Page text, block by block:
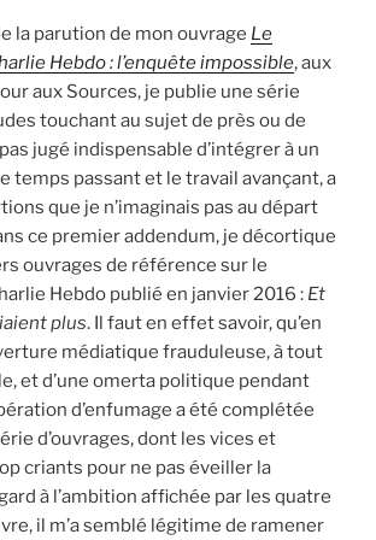
la parution de mon ouvrage Le
Hebdo : l’enquête impossible, aux
aux Sources, je publie une série
touchant au sujet de près ou de
jugé indispensable d’intégrer à un
temps passant et le travail avançant, a
que je n’imaginais pas au départ
ce premier addendum, je décortique
ouvrages de référence sur le
Hebdo publié en janvier 2016 : Et
plus. Il faut en effet savoir, qu’en
médiatique frauduleuse, à tout
et d’une omerta politique pendant
d’enfumage a été complétée
d’ouvrages, dont les vices et
criants pour ne pas éveiller la
à l’ambition affichée par les quatre
il m’a semblé légitime de ramener